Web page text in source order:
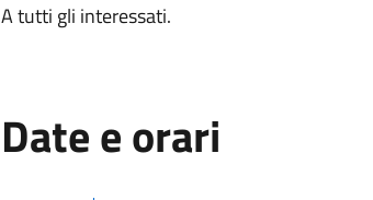
A tutti gli interessati.
Date e orari